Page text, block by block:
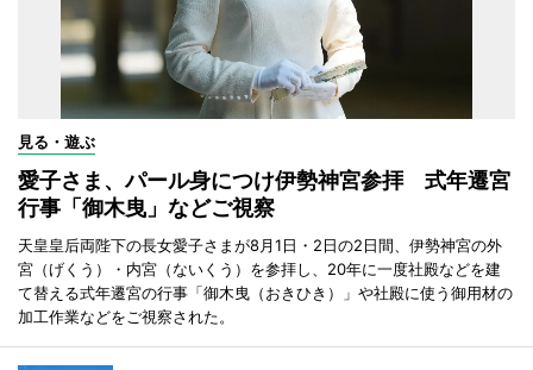
見る・遊ぶ
愛子さま、パール身につけ伊勢神宮参拝 式年遷宮
行事「御木曳」などご視察
天皇皇后両陛下の長女愛子さまが8月1日・2日の2日間、伊勢神宮の外
宮（げくう）・内宮（ないくう）を参拝し、20年に一度社殿などを建
て替える式年遷宮の行事「御木曳（おきひき）」や社殿に使う御用材の
加工作業などをご視察された。